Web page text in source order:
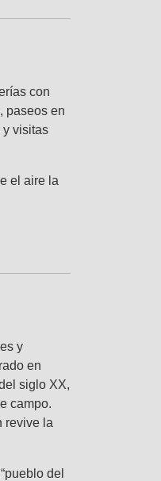
con
paseos en
y visitas
el aire la
y
en
siglo XX,
campo.
revive la
del